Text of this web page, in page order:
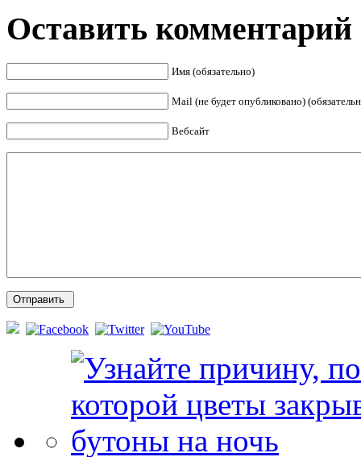
Оставить комментарий
Имя (обязательно)
Mail (не будет опубликовано)
Вебсайт